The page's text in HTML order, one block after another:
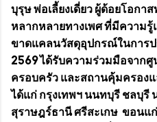
บุรุษ พ่อเลี้ยงเดี่ยว ผู้ด้อยโอก
หลากหลายทางเพศ ที่มีความ
ขาดแคลนวัสดุอุปกรณ์ในการ
2569 ได้รับความร่วมมือจาก
ครอบครัว และสถานคุ้มครอง
ได้แก่ กรุงเทพฯ นนทบุรี ชลบุรี
สุราษฎร์ธานี ศรีสะเกษ ขอนแ